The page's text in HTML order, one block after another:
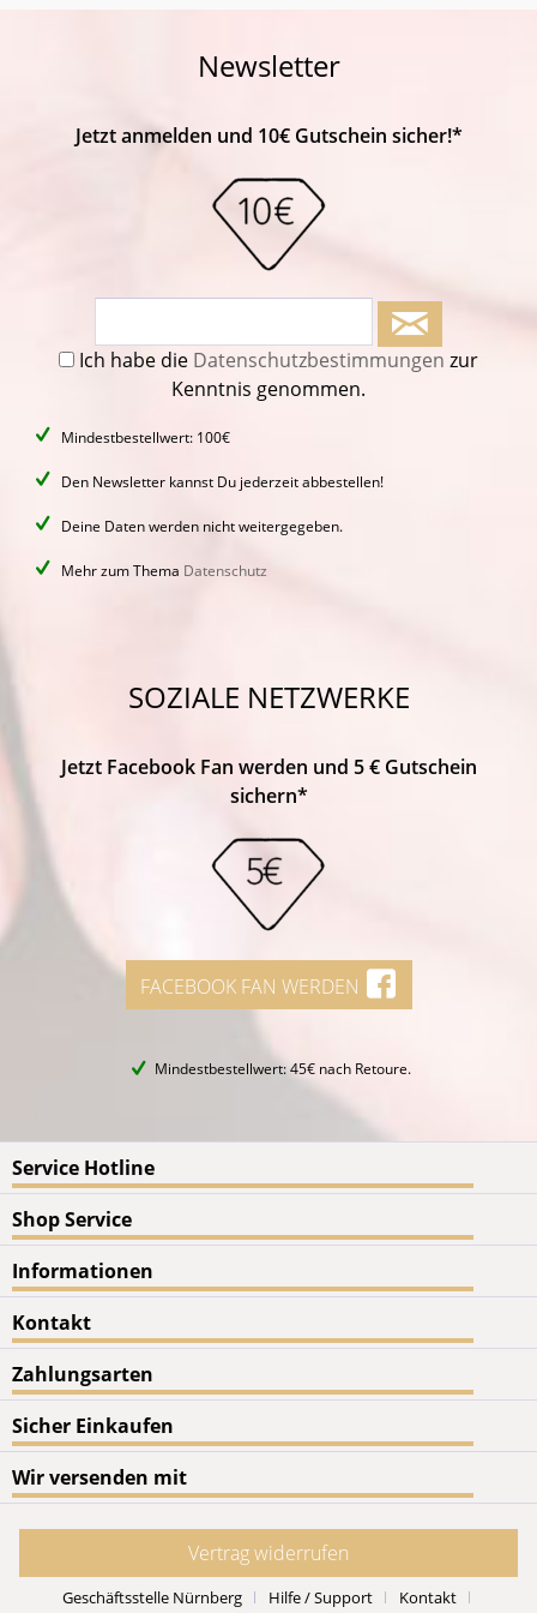
Newsletter
Jetzt anmelden und 10€ Gutschein sicher!*
Ich habe die Datenschutzbestimmungen zur
Kenntnis genommen.
Mindestbestellwert: 100€
Den Newsletter kannst Du jederzeit abbestellen!
Deine Daten werden nicht weitergegeben.
Mehr zum Thema Datenschutz
SOZIALE NETZWERKE
Jetzt Facebook Fan werden und 5 € Gutschein
sichern*
FACEBOOK FAN WERDEN
Mindestbestellwert: 45€ nach Retoure.
Service Hotline
Shop Service
Informationen
Kontakt
Zahlungsarten
Sicher Einkaufen
Wir versenden mit
Vertrag widerrufen
Geschäftsstelle Nürnberg Hilfe / Support Kontakt